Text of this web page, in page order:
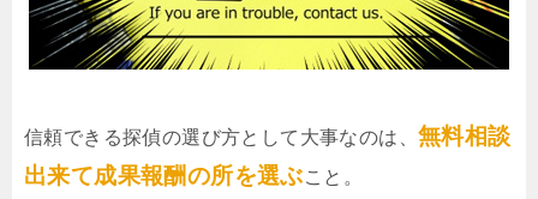
信頼できる探偵の選び方として大事なのは、 無料相談
出来て成果報酬の所を選ぶこと。